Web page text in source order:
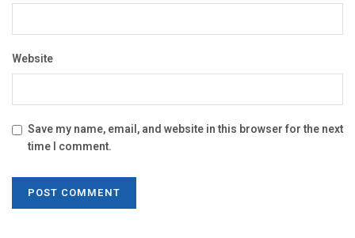
Website
Save my name, email, and website in this browser for the next
time I comment.